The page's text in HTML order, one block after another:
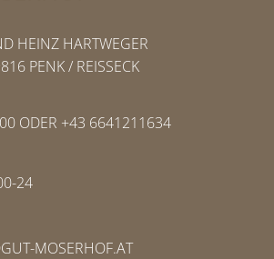
HEINZ HARTWEGER
PENK / REISSECK
ODER +43 6641211634
24
MOSERHOFAT